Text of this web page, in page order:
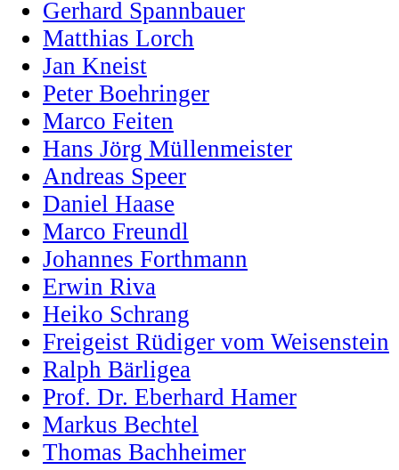
Gerhard Spannbauer
Matthias Lorch
Jan Kneist
Peter Boehringer
Marco Feiten
Hans Jörg Müllenmeister
Andreas Speer
Daniel Haase
Marco Freundl
Johannes Forthmann
Erwin Riva
Heiko Schrang
Freigeist Rüdiger vom Weisenstein
Ralph Bärligea
Prof. Dr. Eberhard Hamer
Markus Bechtel
Thomas Bachheimer